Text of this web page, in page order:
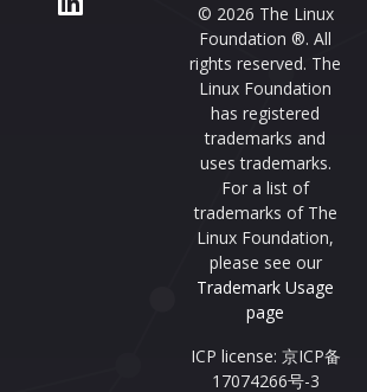
© 2026 The Linux
Foundation ®. All
rights reserved. The
Linux Foundation
has registered
trademarks and
uses trademarks.
For a list of
trademarks of The
Linux Foundation,
please see our
Trademark Usage
page
ICP license: 京ICP备
17074266号-3